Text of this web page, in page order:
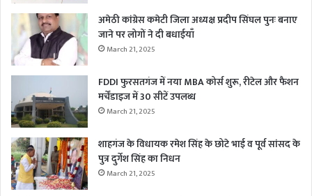
अमेठी कांग्रेस कमेटी जिला अध्यक्ष प्रदीप सिंघल पुनः बनाए
जाने पर लोगों ने दी बधाईयाँ
March 21, 2025
FDDI फुरसतगंज में नया MBA कोर्स शुरू, रीटेल और फैशन
मर्चेंडाइज में 30 सीटें उपलब्ध
March 21, 2025
शाहगंज के विधायक रमेश सिंह के छोटे भाई व पूर्व सांसद के
पुत्र दुर्गेश सिंह का निधन
March 21, 2025